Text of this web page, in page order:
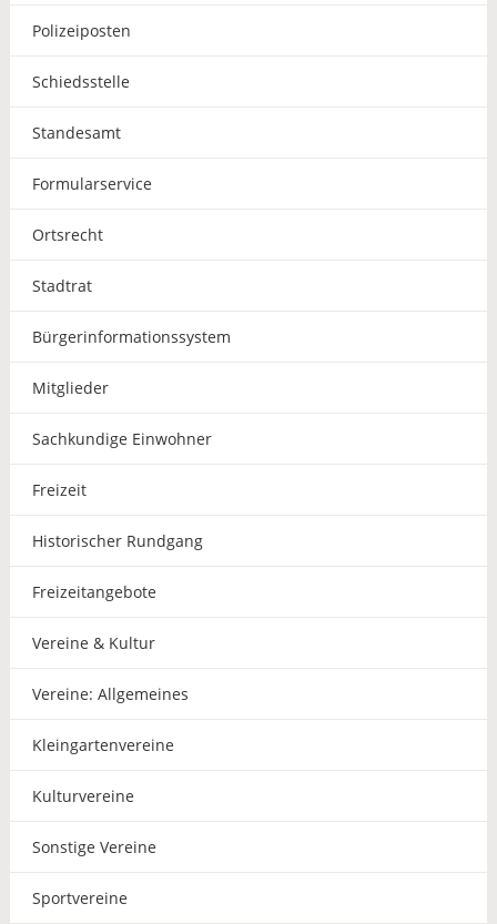
Polizeiposten
Schiedsstelle
Standesamt
Formularservice
Ortsrecht
Stadtrat
Bürgerinformationssystem
Mitglieder
Sachkundige Einwohner
Freizeit
Historischer Rundgang
Freizeitangebote
Vereine & Kultur
Vereine: Allgemeines
Kleingartenvereine
Kulturvereine
Sonstige Vereine
Sportvereine